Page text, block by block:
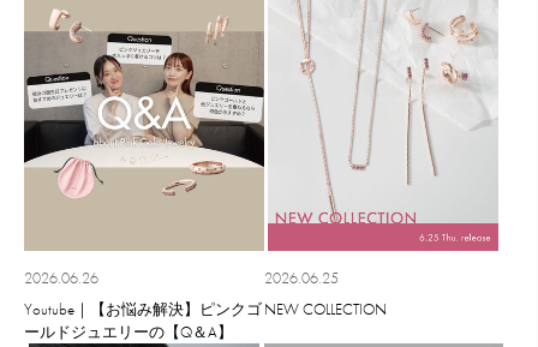
2026.06.26
Youtube｜【お悩み解決】ピンクゴ
ールドジュエリーの【Q＆A】
2026.06.25
NEW COLLECTION